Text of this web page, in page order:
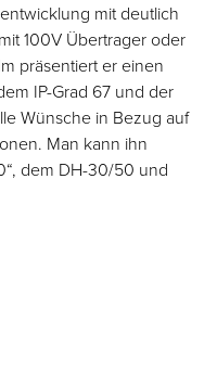
mit deutlich
100V Übertrager oder
präsentiert er einen
IP-Grad 67 und der
Wünsche in Bezug auf
Man kann ihn
dem DH-30/50 und